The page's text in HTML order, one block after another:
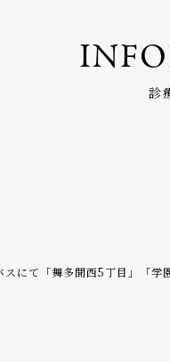
診
にて「舞多聞西5丁目」「学